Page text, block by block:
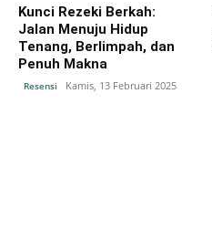
Kunci Rezeki Berkah:
Jalan Menuju Hidup
Tenang, Berlimpah, dan
Penuh Makna
Resensi Kamis, 13 Februari 2025